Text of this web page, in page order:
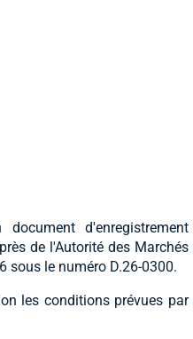
d'enregistrement
de l'Autorité des Marchés
sous le numéro D.26-0300.
les conditions prévues par